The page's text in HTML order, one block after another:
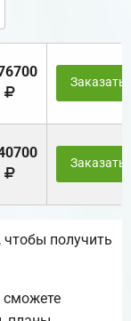
Заказать
Заказать
получить